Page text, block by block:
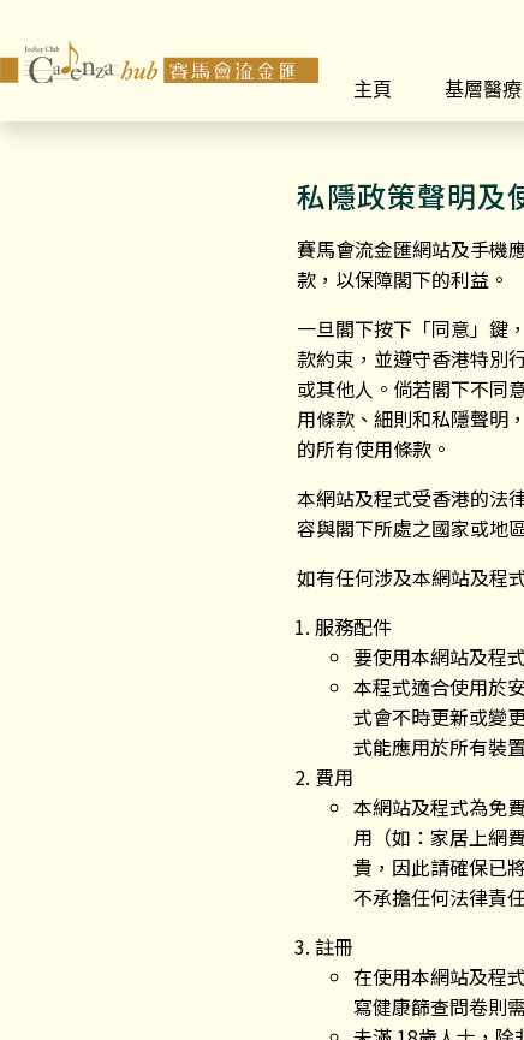
主頁
基層醫療
私隱政策聲明及
賽馬會流金匯網站及手機
款，以保障閣下的利益。
一旦閣下按下「同意」鍵
款約束，並遵守香港特別
或其他人。倘若閣下不同
用條款、細則和私隱聲明
的所有使用條款。
本網站及程式受香港的法
容與閣下所處之國家或地
如有任何涉及本網站及程
服務配件
要使用本網站及程
本程式適合使用於
式會不時更新或變
式能應用於所有裝
費用
本網站及程式為免
用（如：家居上網
貴，因此請確保已
不承擔任何法律責
註冊
在使用本網站及程
寫健康篩查問卷則